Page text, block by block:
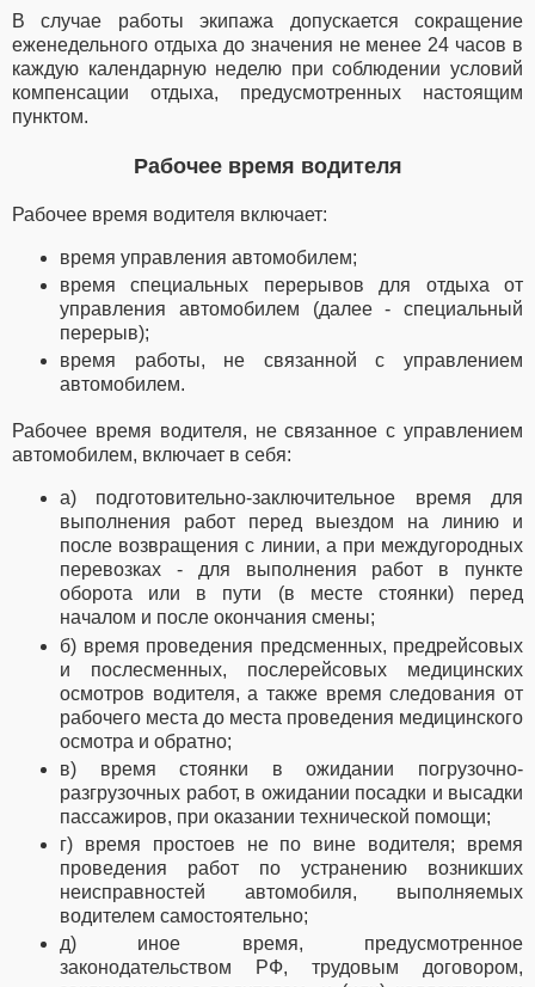
В случае работы экипажа допускается сокращение
еженедельного отдыха до значения не менее 24 часов в
каждую календарную неделю при соблюдении условий
компенсации отдыха, предусмотренных настоящим
пунктом.
Рабочее время водителя
Рабочее время водителя включает:
время управления автомобилем;
время специальных перерывов для отдыха от
управления автомобилем (далее - специальный
перерыв);
время работы, не связанной с управлением
автомобилем.
Рабочее время водителя, не связанное с управлением
автомобилем, включает в себя:
а) подготовительно-заключительное время для
выполнения работ перед выездом на линию и
после возвращения с линии, а при междугородных
перевозках - для выполнения работ в пункте
оборота или в пути (в месте стоянки) перед
началом и после окончания смены;
б) время проведения предсменных, предрейсовых
и послесменных, послерейсовых медицинских
осмотров водителя, а также время следования от
рабочего места до места проведения медицинского
осмотра и обратно;
в) время стоянки в ожидании погрузочно-
разгрузочных работ, в ожидании посадки и высадки
пассажиров, при оказании технической помощи;
г) время простоев не по вине водителя; время
проведения работ по устранению возникших
неисправностей автомобиля, выполняемых
водителем самостоятельно;
д) иное время, предусмотренное
законодательством РФ, трудовым договором,